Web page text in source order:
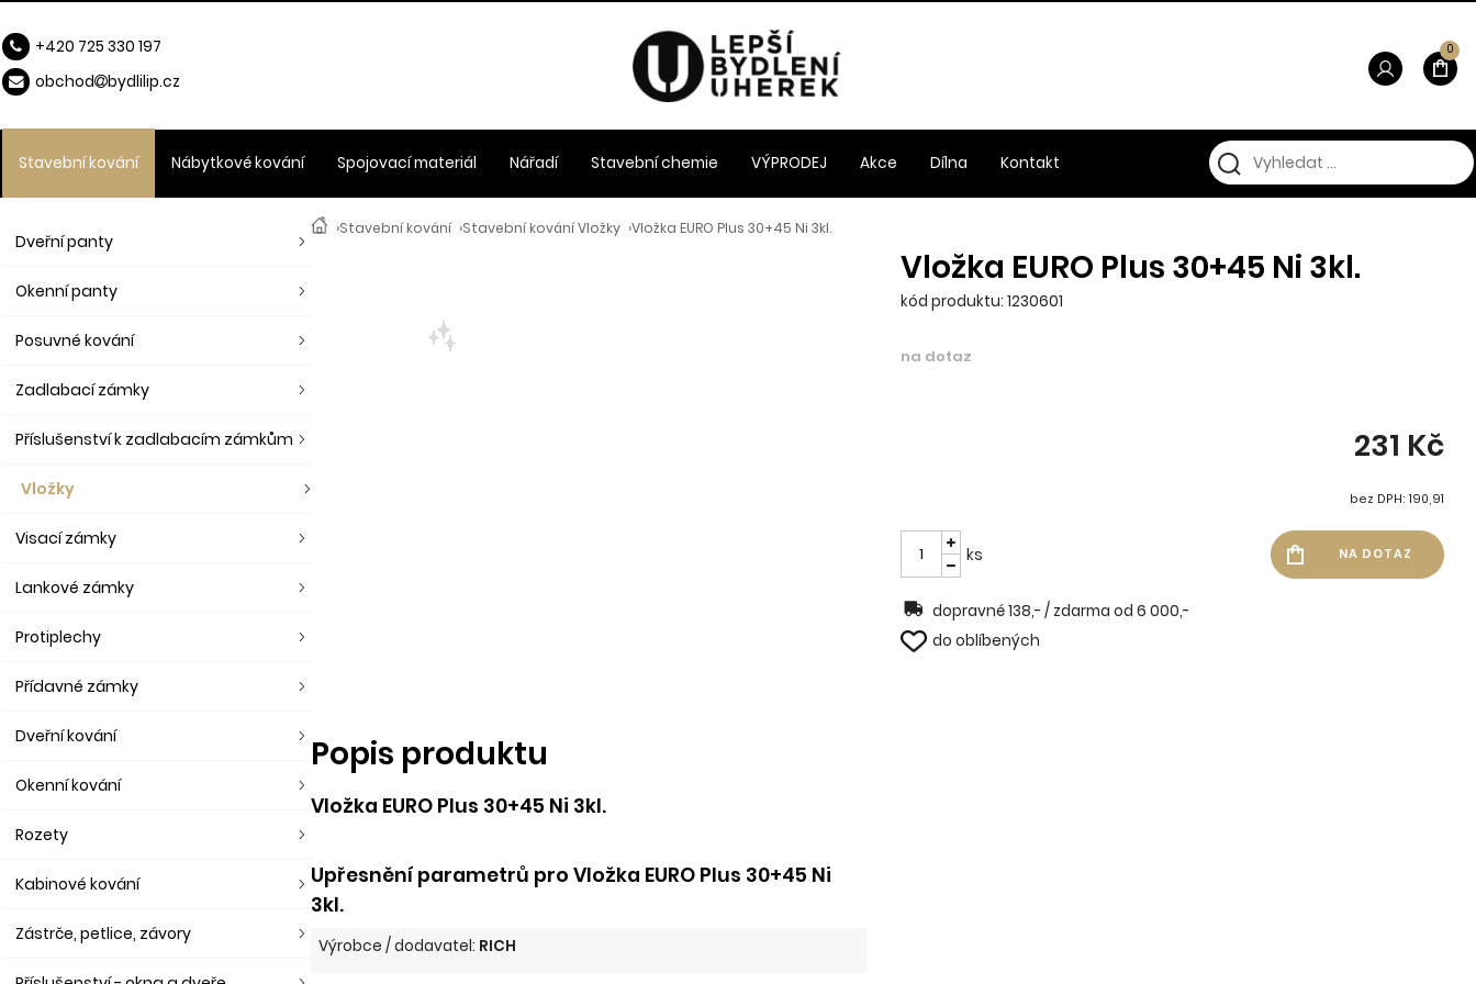
›Stavební kování ›Stavební kování Vložky ›Vložka EURO Plus 30+45 Ni 3kl.
Vložka EURO Plus 30+45 Ni 3kl.
kód produktu: 1230601
na dotaz
231 Kč
bez DPH: 190,91
ks
dopravné 138,- / zdarma od 6 000,-
do oblíbených
Popis produktu
Vložka EURO Plus 30+45 Ni 3kl.
Upřesnění parametrů pro Vložka EURO Plus 30+45 Ni
3kl.
Výrobce / dodavatel: RICH
Dveřní panty
Okenní panty
Posuvné kování
Zadlabací zámky
Příslušenství k zadlabacím zámkům
Vložky
Visací zámky
Lankové zámky
Protiplechy
Přídavné zámky
Dveřní kování
Okenní kování
Rozety
Kabinové kování
Zástrče, petlice, závory
Stavební kování Nábytkové kování Spojovací materiál Nářadí Stavební chemie VÝPRODEJ Akce Dílna Kontakt
0
+420 725 330 197
obchod
bydlilip.cz